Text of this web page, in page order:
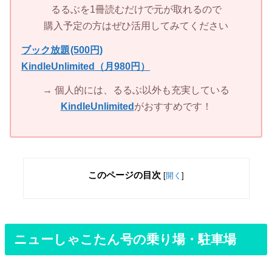
るるぶを1冊読むだけで元が取れるので
購入予定の方はぜひ活用してみてください
ブック放題(500円)
KindleUnlimited（月980円）
→ 個人的には、るるぶ以外も充実している
KindleUnlimited がおすすめです！
このページの目次 [開く ]
ニューしゃこたん号の乗り場・駐車場